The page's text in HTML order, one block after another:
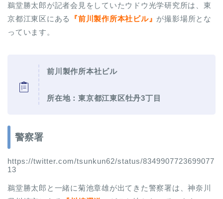
鵜堂勝太郎が記者会見をしていたウドウ光学研究所は、東
京都江東区にある
『前川製作所本社ビル』 が撮影場所とな
っています。
前川製作所本社ビル
所在地：東京都江東区牡丹3丁目
警察署
https://twitter.com/tsunkun62/status/8349907723699077
13
鵜堂勝太郎と一緒に菊池章雄が出てきた警察署は、神奈川